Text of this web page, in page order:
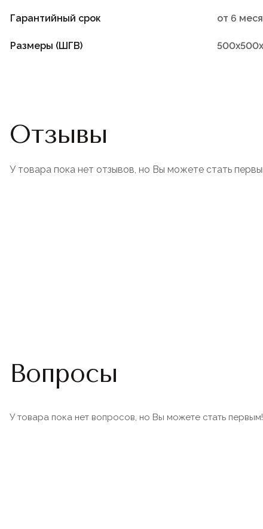
Гарантийный срок от 6
Размеры (ШГВ)
Отзывы
У товара пока нет отзывов, но Вы можете стать
Вопросы
У товара пока нет вопросов, но Вы можете стать первым!